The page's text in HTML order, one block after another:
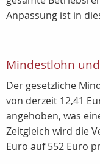
Anpassung ist in
Mindestlohn
Der gesetzliche
von derzeit 12,41
angehoben, was
Zeitgleich wird die
Euro auf 552 Euro